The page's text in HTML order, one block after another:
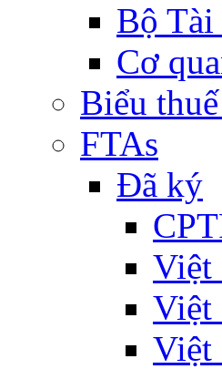
Bộ
Cơ
Biểu
FTAs
Đã ký
Việt
Việt
Việt